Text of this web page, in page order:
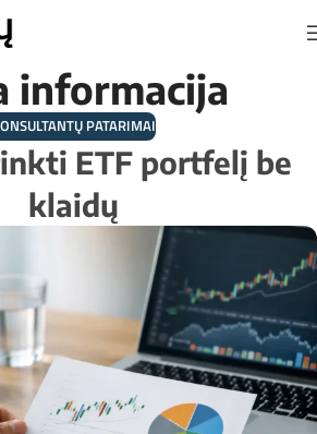
informacija
PATARIMAI
ETF portfelį be
klaidų